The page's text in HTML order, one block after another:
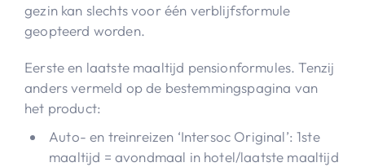
gezin kan slechts voor één verblijfsformule
geopteerd worden.
Eerste en laatste maaltijd pensionformules. Tenzij
anders vermeld op de bestemmingspagina van
het product:
Auto- en treinreizen ‘Intersoc Original’: 1ste
maaltijd = avondmaal in hotel/laatste maaltijd